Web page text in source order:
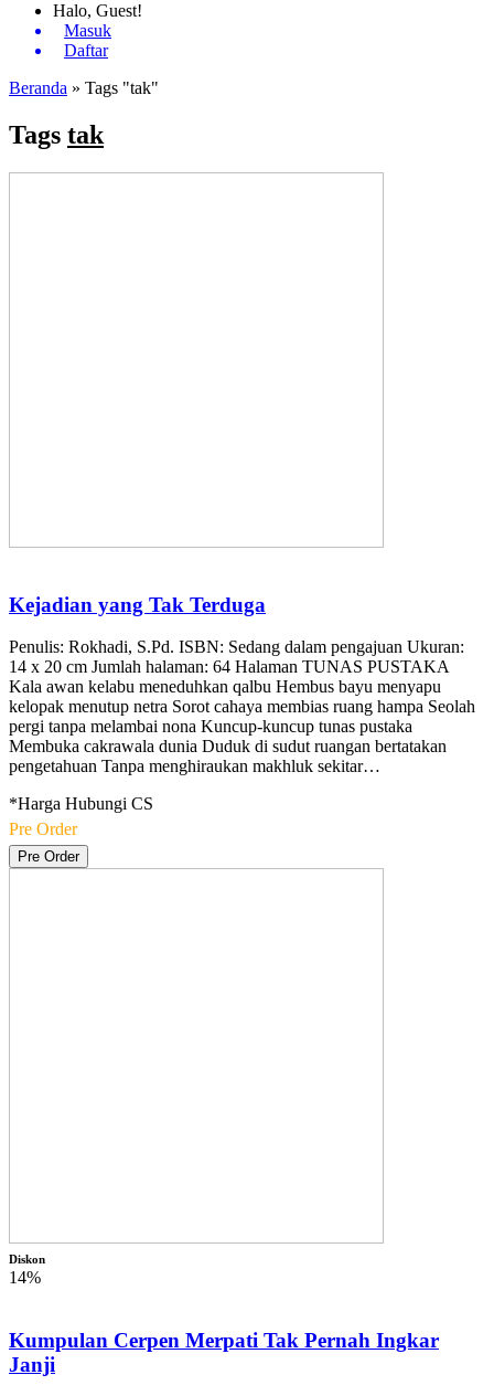
Halo, Guest!
Masuk
Daftar
Beranda » Tags "tak"
Tags tak
Kejadian yang Tak Terduga
Penulis: Rokhadi, S.Pd. ISBN: Sedang dalam pengajuan Ukuran:
14 x 20 cm Jumlah halaman: 64 Halaman TUNAS PUSTAKA
Kala awan kelabu meneduhkan qalbu Hembus bayu menyapu
kelopak menutup netra Sorot cahaya membias ruang hampa Seolah
pergi tanpa melambai nona Kuncup-kuncup tunas pustaka
Membuka cakrawala dunia Duduk di sudut ruangan bertatakan
pengetahuan Tanpa menghiraukan makhluk sekitar…
*Harga Hubungi CS
Pre Order
Pre Order
Diskon
14%
Kumpulan Cerpen Merpati Tak Pernah Ingkar
Janji